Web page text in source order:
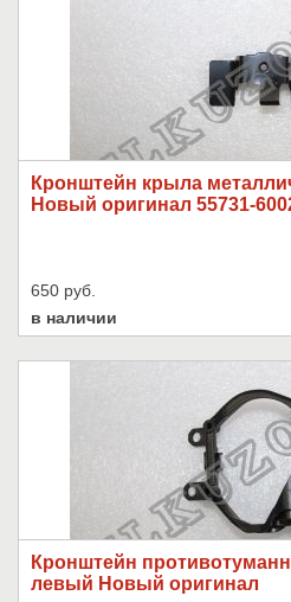
Кронштейн крыла
Новый оригинал 55731-
650 руб.
в наличии
Кронштейн
левый Новый оригинал